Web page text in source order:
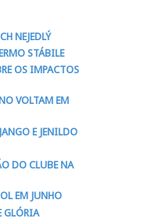
NEJEDLÝ
STÁBILE
OS IMPACTOS
VOLTAM EM
E JENILDO
DO CLUBE NA
EM JUNHO
GLÓRIA